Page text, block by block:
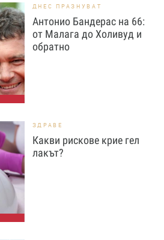
ДНЕС ПРАЗНУВАТ
Антонио Бандерас на 66:
от Малага до Холивуд и
обратно
ЗДРАВЕ
Какви рискове крие гел
лакът?